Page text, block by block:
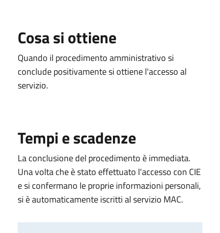
Cosa si ottiene
Quando il procedimento amministrativo si
conclude positivamente si ottiene l'accesso al
servizio.
Tempi e scadenze
La conclusione del procedimento è immediata.
Una volta che è stato effettuato l'accesso con CIE
e si confermano le proprie informazioni personali,
si è automaticamente iscritti al servizio MAC.